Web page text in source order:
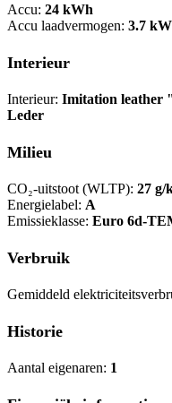
Accu: 24 kWh
Accu laadvermogen: 3.7 kW
Interieur
Interieur: Imitation leather
Leder
Milieu
CO₂-uitstoot (WLTP): 27 g/
Energielabel: A
Emissieklasse: Euro 6d-
Verbruik
Gemiddeld
Historie
Aantal eigenaren: 1